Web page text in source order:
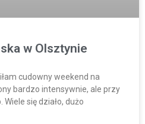
w Olsztynie
cudowny weekend na
bardzo intensywnie, ale przy
się działo, dużo